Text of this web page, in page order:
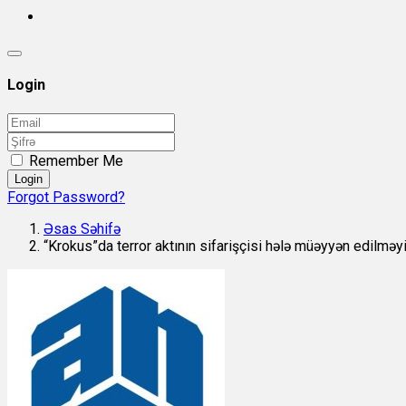
Login
Remember Me
Login
Forgot Password?
Əsas Səhifə
“Krokus”da terror aktının sifarişçisi hələ müəyyən